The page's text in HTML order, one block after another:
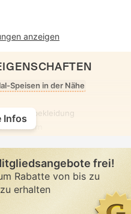
anzeigen
Speisen in der Nähe
Badebekleidung
Zimmern
Infos
frei!
Rabatte von bis zu
erhalten